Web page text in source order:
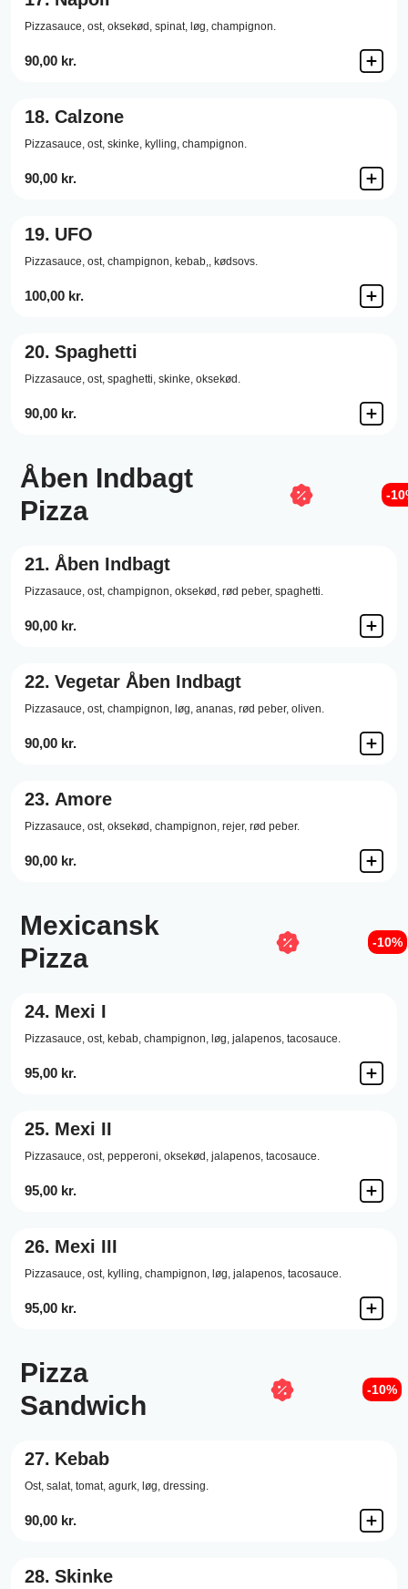
Pizzasauce, ost, oksekød, spinat, løg, champignon.
90,00 kr.
18. Calzone
Pizzasauce, ost, skinke, kylling, champignon.
90,00 kr.
19. UFO
Pizzasauce, ost, champignon, kebab,, kødsovs.
100,00 kr.
20. Spaghetti
Pizzasauce, ost, spaghetti, skinke, oksekød.
90,00 kr.
Åben Indbagt
Pizza
-
21. Åben Indbagt
Pizzasauce, ost, champignon, oksekød, rød peber, spaghetti.
90,00 kr.
22. Vegetar Åben Indbagt
Pizzasauce, ost, champignon, løg, ananas, rød peber, oliven.
90,00 kr.
23. Amore
Pizzasauce, ost, oksekød, champignon, rejer, rød peber.
90,00 kr.
Mexicansk
Pizza
-10%
24. Mexi I
Pizzasauce, ost, kebab, champignon, løg, jalapenos, tacosauce.
95,00 kr.
25. Mexi II
Pizzasauce, ost, pepperoni, oksekød, jalapenos, tacosauce.
95,00 kr.
26. Mexi III
Pizzasauce, ost, kylling, champignon, løg, jalapenos, tacosauce.
95,00 kr.
Pizza
Sandwich
-10%
27. Kebab
Ost, salat, tomat, agurk, løg, dressing.
90,00 kr.
28. Skinke